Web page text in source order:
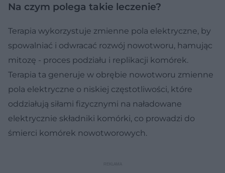
Na czym polega takie leczenie?
Terapia wykorzystuje zmienne pola elektryczne, by
spowalniać i odwracać rozwój nowotworu, hamując
mitozę - proces podziału i replikacji komórek.
Terapia ta generuje w obrębie nowotworu zmienne
pola elektryczne o niskiej częstotliwości, które
oddziałują siłami fizycznymi na naładowane
elektrycznie składniki komórki, co prowadzi do
śmierci komórek nowotworowych.